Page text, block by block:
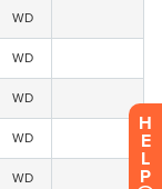
H
E
L
P